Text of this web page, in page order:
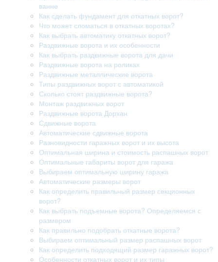
ванне
Как сделать фундамент для откатных ворот?
Что может сломаться в откатных воротах?
Как выбрать автоматику откатных ворот?
Раздвижные ворота и их особенности
Как выбрать раздвижные ворота для дачи
Раздвижные ворота на роликах
Раздвижные металлические ворота
Типы раздвижных ворот с автоматикой
Сколько стоят раздвижные ворота?
Монтаж раздвижных ворот
Раздвижные ворота Дорхан
Сдвижные ворота
Автоматические сдвижные ворота
Разновидности гаражных ворот и их высота
Оптимальная ширина и стоимость распашных ворот
Оптимальные габариты ворот для гаража
Выбираем оптимальную ширину гаража
Автоматические размеры ворот
Как определить правильный размер секционных
ворот?
Как выбрать подъемные ворота? Определяемся с
размером
Как правильно подобрать откатные ворота?
Выбираем оптимальный размер распашных ворот
Как определить подходящий размер гаражных ворот?
Особенности откатных ворот и их типы